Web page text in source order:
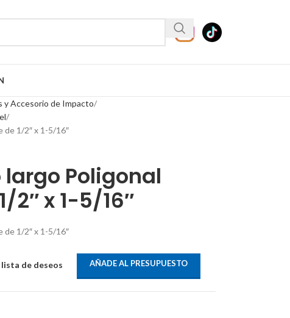
y Accesorio de Impacto
de 1/2″ x 1-5/16″
Poligonal
2″ x 1-5/16″
de 1/2″ x 1-5/16″
de deseos AÑADE AL PRESUPUESTO